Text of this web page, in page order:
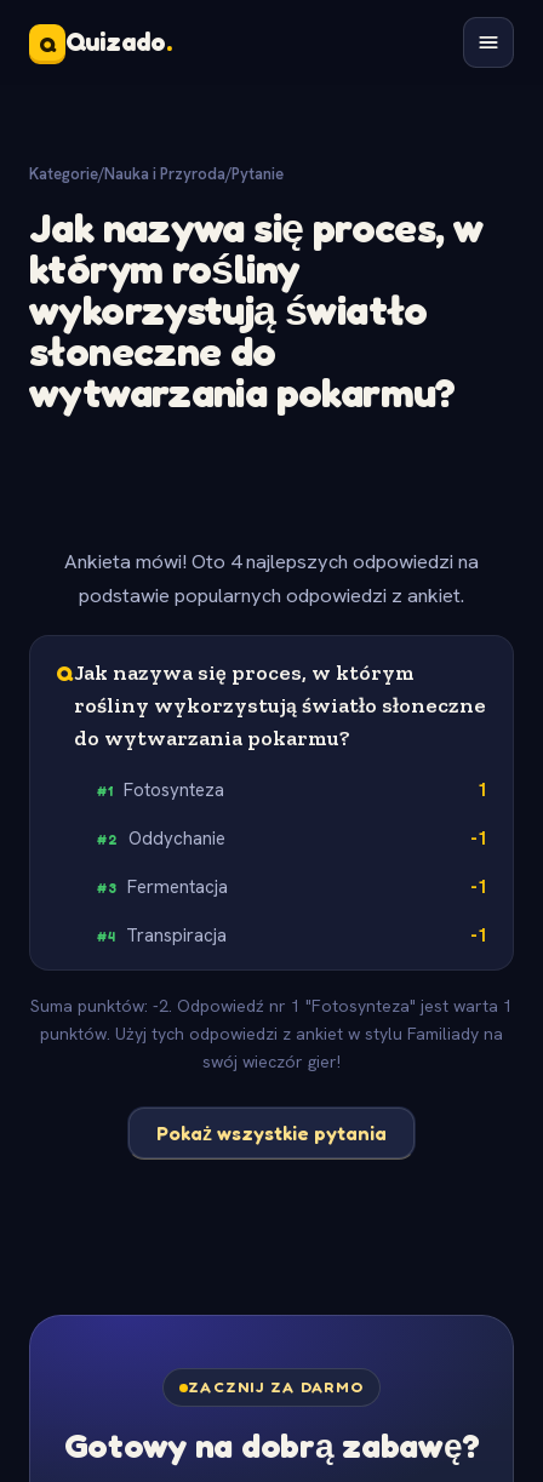
Q Quizado.
Kategorie/Nauka i Przyroda/Pytanie
Jak nazywa się proces, w
którym rośliny
wykorzystują światło
słoneczne do
wytwarzania pokarmu?
Ankieta mówi! Oto 4 najlepszych odpowiedzi na
podstawie popularnych odpowiedzi z ankiet.
QJak nazywa się proces, w którym
rośliny wykorzystują światło słoneczne
do wytwarzania pokarmu?
#1 Fotosynteza 1
#2 Oddychanie -1
#3 Fermentacja -1
#4 Transpiracja -1
Suma punktów: -2. Odpowiedź nr 1 "Fotosynteza" jest warta 1
punktów. Użyj tych odpowiedzi z ankiet w stylu Familiady na
swój wieczór gier!
Pokaż wszystkie pytania
ZACZNIJ ZA DARMO
Gotowy na dobrą zabawę?